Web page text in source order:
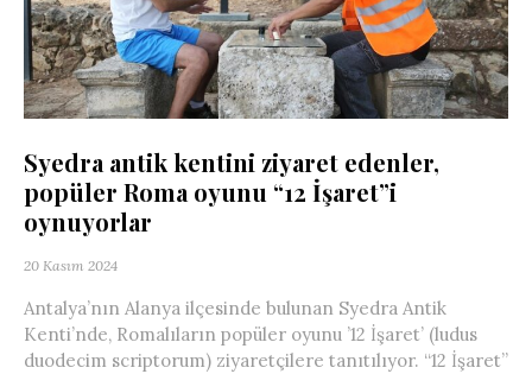
Syedra antik kentini ziyaret edenler,
popüler Roma oyunu “12 İşaret”i
oynuyorlar
20 Kasım 2024
Antalya’nın Alanya ilçesinde bulunan Syedra Antik
Kenti’nde, Romalıların popüler oyunu ’12 İşaret’ (ludus
duodecim scriptorum) ziyaretçilere tanıtılıyor. “12 İşaret”